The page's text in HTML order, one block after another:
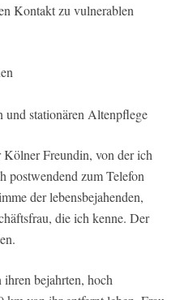
Kontakt zu vulnerablen
und stationären Altenpflege
Freundin, von der ich
postwendend zum Telefon
der lebensbejahenden,
die ich kenne. Der
bejahrten, hoch